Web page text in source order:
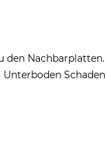
den Nachbarplatten.
Schaden